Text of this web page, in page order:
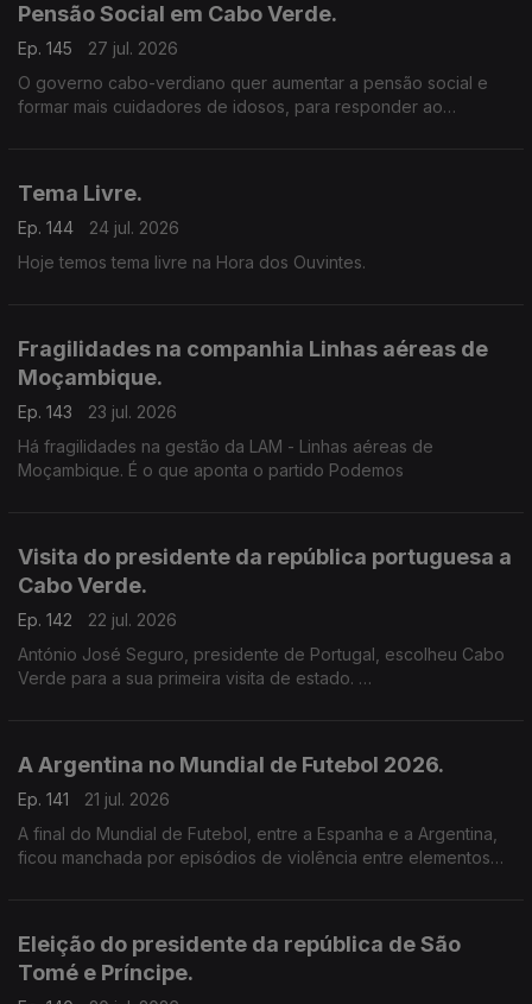
Pensão Social em Cabo Verde.
Ep. 145
27 jul. 2026
O governo cabo-verdiano quer aumentar a pensão social e
formar mais cuidadores de idosos, para responder ao
Tema Livre.
Ep. 144
24 jul. 2026
Hoje temos tema livre na Hora dos Ouvintes.
Fragilidades na companhia Linhas aéreas de
Moçambique.
Ep. 143
23 jul. 2026
Há fragilidades na gestão da LAM - Linhas aéreas de
Moçambique. É o que aponta o partido Podemos
Visita do presidente da república portuguesa a
Cabo Verde.
Ep. 142
22 jul. 2026
António José Seguro, presidente de Portugal, escolheu Cabo
Verde para a sua primeira visita de estado.
A Argentina no Mundial de Futebol 2026.
Ep. 141
21 jul. 2026
A final do Mundial de Futebol, entre a Espanha e a Argentina,
ficou manchada por episódios de violência entre elementos
Eleição do presidente da república de São
Tomé e Príncipe.